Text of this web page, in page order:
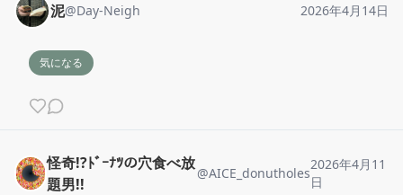
泥@Day-Neigh 2026年4月14日
気になる
怪奇!?ﾄﾞｰﾅﾂの穴食べ放
題男!!
@AICE_donutholes
2026年4月11
日